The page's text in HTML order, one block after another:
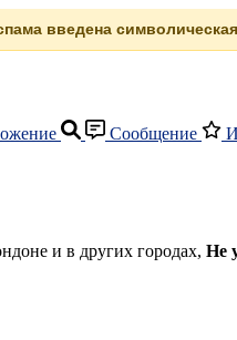
введена
Сообщение
и в других городах, Не